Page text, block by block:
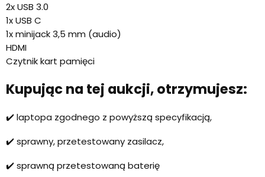
2x USB 3.0
1x USB C
1x minijack 3,5 mm (audio)
HDMI
Czytnik kart pamięci
Kupując na tej aukcji, otrzymujesz:
✔️ laptopa zgodnego z powyższą specyfikacją,
✔️ sprawny, przetestowany zasilacz,
✔️ sprawną przetestowaną baterię